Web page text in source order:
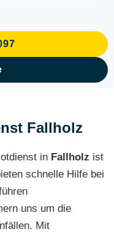
Fallholz
in Fallholz ist
schnelle Hilfe bei
uns um die
Mit